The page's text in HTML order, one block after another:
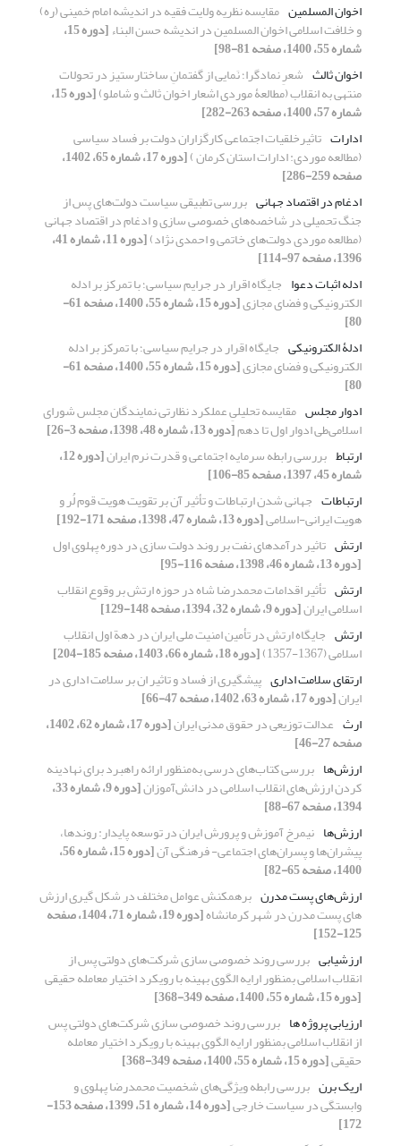
اخوان المسلمین مقایسه نظریه ولایت فقیه در اندیشه امام خمینی (ره)
و خلافت اسلامی اخوان المسلمین در اندیشه حسن البناء [دوره 15،
شماره 55، 1400، صفحه 81-98]
اخوان ثالث شعرِ نمادگرا؛ نَمایی از گفتمانِ ساختارستیز در تحولات
منتهی به انقلاب (مطالعۀ موردی اشعار اخوان ثالث و شاملو) [دوره 15،
شماره 57، 1400، صفحه 263-282]
ادارات تاثیرخلقیات اجتماعی کارگزاران دولت بر فساد سیاسی
(مطالعه موردی: ادارات استان کرمان ) [دوره 17، شماره 65، 1402،
صفحه 259-286]
ادغام در اقتصاد جهانی بررسی تطبیقی سیاست دولت‌های پس از
جنگ تحمیلی در شاخصه‌های خصوصی سازی و ادغام در اقتصاد جهانی
(مطالعه موردی دولت‌های خاتمی و احمدی نژاد) [دوره 11، شماره 41،
1396، صفحه 97-114]
ادله اثبات دعوا جایگاه اقرار در جرایم سیاسی؛ با تمرکز بر ادله
الکترونیکی و فضای مجازی [دوره 15، شماره 55، 1400، صفحه 61-
80]
ادلۀ الکترونیکی جایگاه اقرار در جرایم سیاسی؛ با تمرکز بر ادله
الکترونیکی و فضای مجازی [دوره 15، شماره 55، 1400، صفحه 61-
80]
ادوار مجلس مقایسه تحلیلیِ عملکرد نظارتی نمایندگان مجلس شورای
اسلامی‌طی ادوار اول تا دهم[دوره 13، شماره 48، 1398، صفحه 3-26]
ارتباط بررسی رابطه سرمایه اجتماعی و قدرت نرم ایران [دوره 12،
شماره 45، 1397، صفحه 85-106]
ارتباطات جهانی شدن ارتباطات و تأثیر آن بر تقویت هویت قوم لُر و
هویت ایرانی-اسلامی[دوره 13، شماره 47، 1398، صفحه 171-192]
ارتش تاثیر درآمدهای نفت بر روند دولت سازی در دوره پهلوی اول
[دوره 13، شماره 46، 1398، صفحه 116-95]
ارتش تأثیر اقدامات محمدرضا شاه در حوزه ارتش بر وقوع انقلاب
اسلامی ایران[دوره 9، شماره 32، 1394، صفحه 148-129]
ارتش جایگاه ارتش در تأمین امنیت ملی ایران در دهة اول انقلاب
اسلامی (1367-1357)
[دوره 18، شماره 66، 1403، صفحه 185-204]
ارتقای سلامت اداری پیشگیری از فساد و تاثیر ان بر سلامت اداری در
ایران[دوره 17، شماره 63، 1402، صفحه 47-66]
ارث عدالت توزیعی در حقوق مدنی ایران [دوره 17، شماره 62، 1402،
صفحه 27-46]
ارزش‌ها بررسی کتاب‌های درسی به‌منظور ارائه راهبرد برای نهادینه
کردن ارزش‌های انقلاب اسلامی در دانش‌آموزان [دوره 9، شماره 33،
1394، صفحه 67-88]
ارزش‌ها نیمرخ آموزش و پرورش ایران در توسعه پایدار: روندها،
پیشران‌ها و پسران‌های اجتماعی- فرهنگی آن [دوره 15، شماره 56،
1400، صفحه 65-82]
ارزش‌های پست‌ مدرن برهمکنش عوامل مختلف در شکل گیری ارزش
های پست مدرن در شهر کرمانشاه [دوره 19، شماره 71، 1404، صفحه
125-152]
ارزشیابی بررسی روند خصوصی سازی شرکت‌های دولتی پس از
انقلاب اسلامی بمنظور ارایه الگوی بهینه با رویکرد اختیار معامله حقیقی
[دوره 15، شماره 55، 1400، صفحه 349-368]
ارزیابی پروژه ها بررسی روند خصوصی سازی شرکت‌های دولتی پس
از انقلاب اسلامی بمنظور ارایه الگوی بهینه با رویکرد اختیار معامله
حقیقی[دوره 15، شماره 55، 1400، صفحه 349-368]
اریک برن بررسی رابطه ویژگی‌های شخصیت محمدرضا پهلوی و
وابستگی در سیاست خارجی [دوره 14، شماره 51، 1399، صفحه 153-
172]